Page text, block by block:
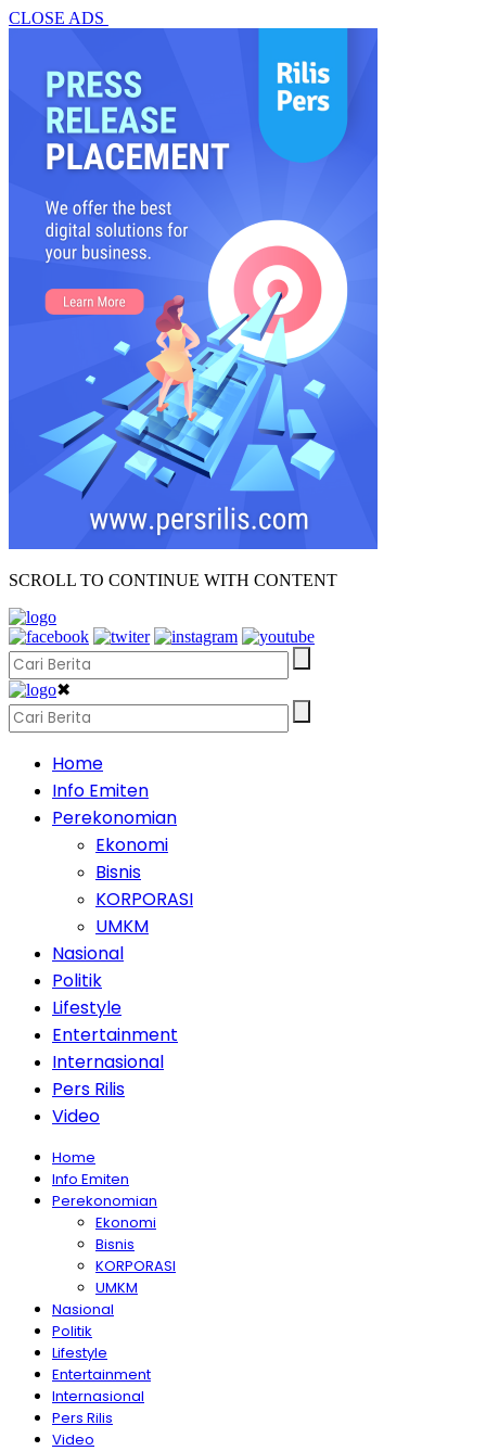
CLOSE ADS
SCROLL TO CONTINUE WITH CONTENT
✖
Home
Info Emiten
Perekonomian
Ekonomi
Bisnis
KORPORASI
UMKM
Nasional
Politik
Lifestyle
Entertainment
Internasional
Pers Rilis
Video
Home
Info Emiten
Perekonomian
Ekonomi
Bisnis
KORPORASI
UMKM
Nasional
Politik
Lifestyle
Entertainment
Internasional
Pers Rilis
Video